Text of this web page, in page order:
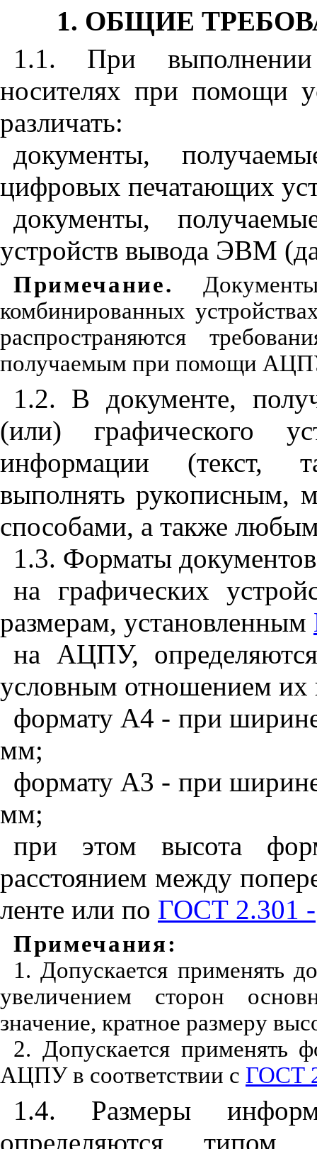
1. ОБЩИЕ
1.1. При
носителях при помощи
различать:
документы,
цифровых печатающих
документы,
устройств вывода ЭВМ
Примечание.
комбинированных
распространяются
получаемым при помощи
1.2. В документе,
(или) графического
информации (текст,
выполнять рукописным,
способами, а также
1.3. Форматы
на графических
размерам, установленным
на АЦПУ,
условным отношением их
формату А4 - при
мм;
формату A3 - при
мм;
при этом высота
расстоянием между
ленте или по ГОСТ 2.301 -
Примечания:
1. Допускается применять
увеличением сторон
значение, кратное размеру
2. Допускается применять
АЦПУ в соответствии с ГОСТ
1.4. Размеры
определяются типом